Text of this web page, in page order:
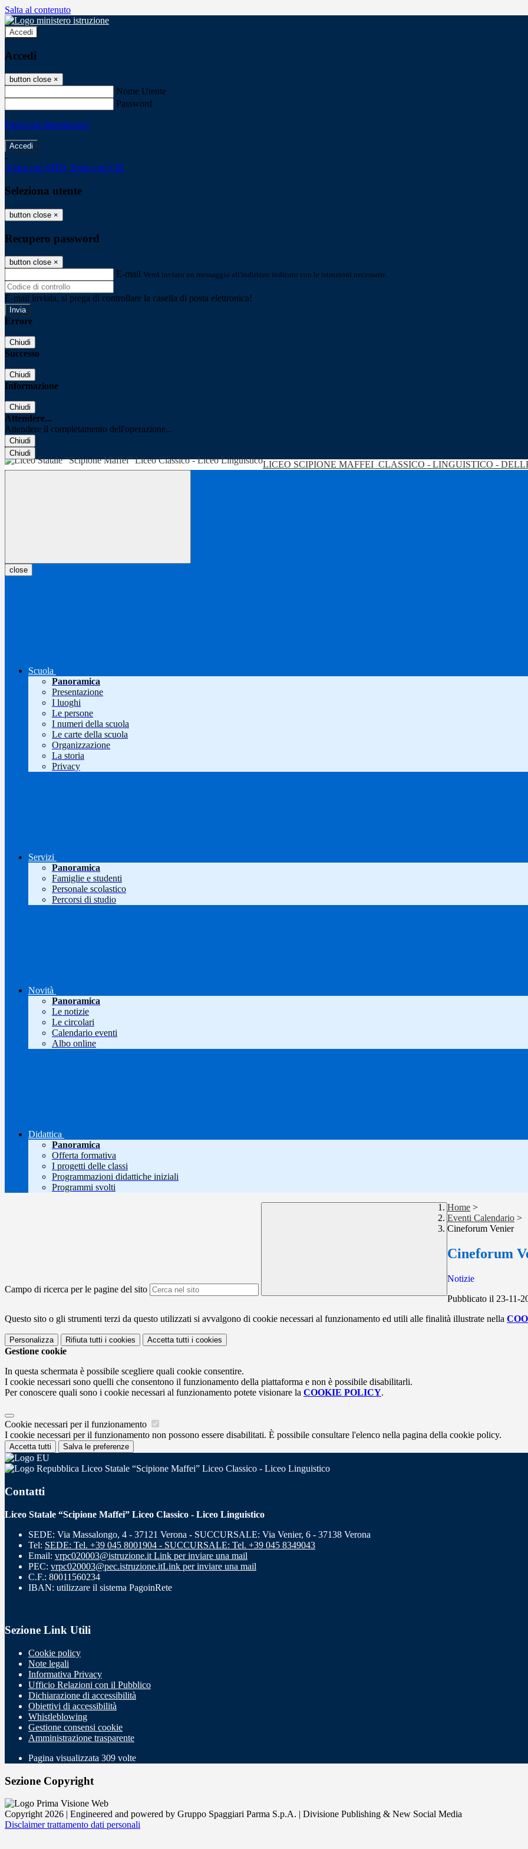
Salta al contenuto
Accedi
Accedi
button close ×
Nome Utente
Password
Password dimenticata?
-
Entra con SPID Entra con CIE
Seleziona utente
button close ×
Recupero password
button close ×
E-mail Verrà inviato un messaggio all'indirizzo indicato con le istruzioni necessarie.
E-mail inviata, si prega di controllare la casella di posta elettronica!
Errore
Chiudi
Successo
Chiudi
Informazione
Chiudi
Attendere...
Attendere il completamento dell'operazione...
Chiudi
Chiudi
LICEO SCIPIONE MAFFEI CLASSICO - LINGUISTICO -
close
Scuola
Panoramica
Presentazione
I luoghi
Le persone
I numeri della scuola
Le carte della scuola
Organizzazione
La storia
Privacy
Servizi
Panoramica
Famiglie e studenti
Personale scolastico
Percorsi di studio
Novità
Panoramica
Le notizie
Le circolari
Calendario eventi
Albo online
Didattica
Panoramica
Offerta formativa
I progetti delle classi
Programmazioni didattiche iniziali
Programmi svolti
Campo di ricerca per le pagine del sito
Home >
Eventi Calendario >
Cineforum Venier
Cineforum
Notizie
Pubblicato il 23-11-
Questo sito o gli strumenti terzi da questo utilizzati si avvalgono di cookie necessari al funzionamento ed utili alle finalità illustrate nella
Personalizza Rifiuta tutti i cookies Accetta tutti i cookies
Gestione cookie
In questa schermata è possibile scegliere quali cookie consentire.
I cookie necessari sono quelli che consentono il funzionamento della piattaforma e non è possibile disabilitarli.
Per conoscere quali sono i cookie necessari al funzionamento potete visionare la COOKIE POLICY.
Cookie necessari per il funzionamento
I cookie necessari per il funzionamento non possono essere disabilitati. È possibile consultare l'elenco nella pagina della cookie policy.
Accetta tutti Salva le preferenze
Liceo Statale “Scipione Maffei” Liceo Classico - Liceo Linguistico
Contatti
Liceo Statale “Scipione Maffei” Liceo Classico - Liceo Linguistico
SEDE: Via Massalongo, 4 - 37121 Verona - SUCCURSALE: Via Venier, 6 - 37138 Verona
Tel: SEDE: Tel. +39 045 8001904 - SUCCURSALE: Tel. +39 045 8349043
Email: vrpc020003@istruzione.it Link per inviare una mail
PEC: vrpc020003@pec.istruzione.itLink per inviare una mail
C.F.: 80011560234
IBAN: utilizzare il sistema PagoinRete
Sezione Link Utili
Cookie policy
Note legali
Informativa Privacy
Ufficio Relazioni con il Pubblico
Dichiarazione di accessibilità
Obiettivi di accessibilità
Whistleblowing
Gestione consensi cookie
Amministrazione trasparente
Pagina visualizzata 309 volte
Sezione Copyright
Copyright 2026 | Engineered and powered by Gruppo Spaggiari Parma S.p.A. | Divisione Publishing & New Social Media
Disclaimer trattamento dati personali